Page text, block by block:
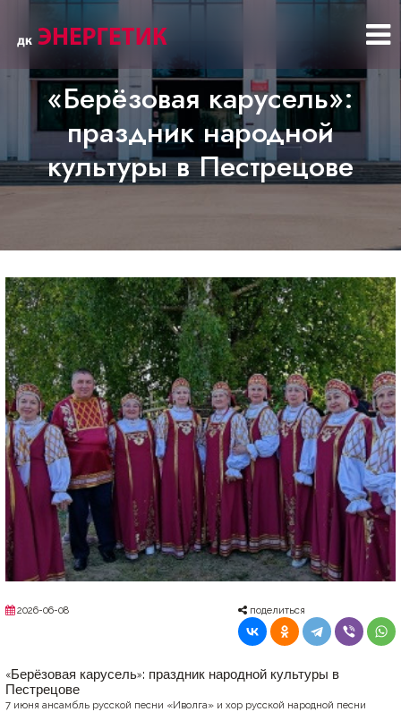
«Берёзовая карусель»:
праздник народной
культуры в Пестрецове
2026-06-08 поделиться
«Берёзовая карусель»: праздник народной культуры в
Пестрецове
7 июня ансамбль русской песни «Иволга» и хор русской народной песни